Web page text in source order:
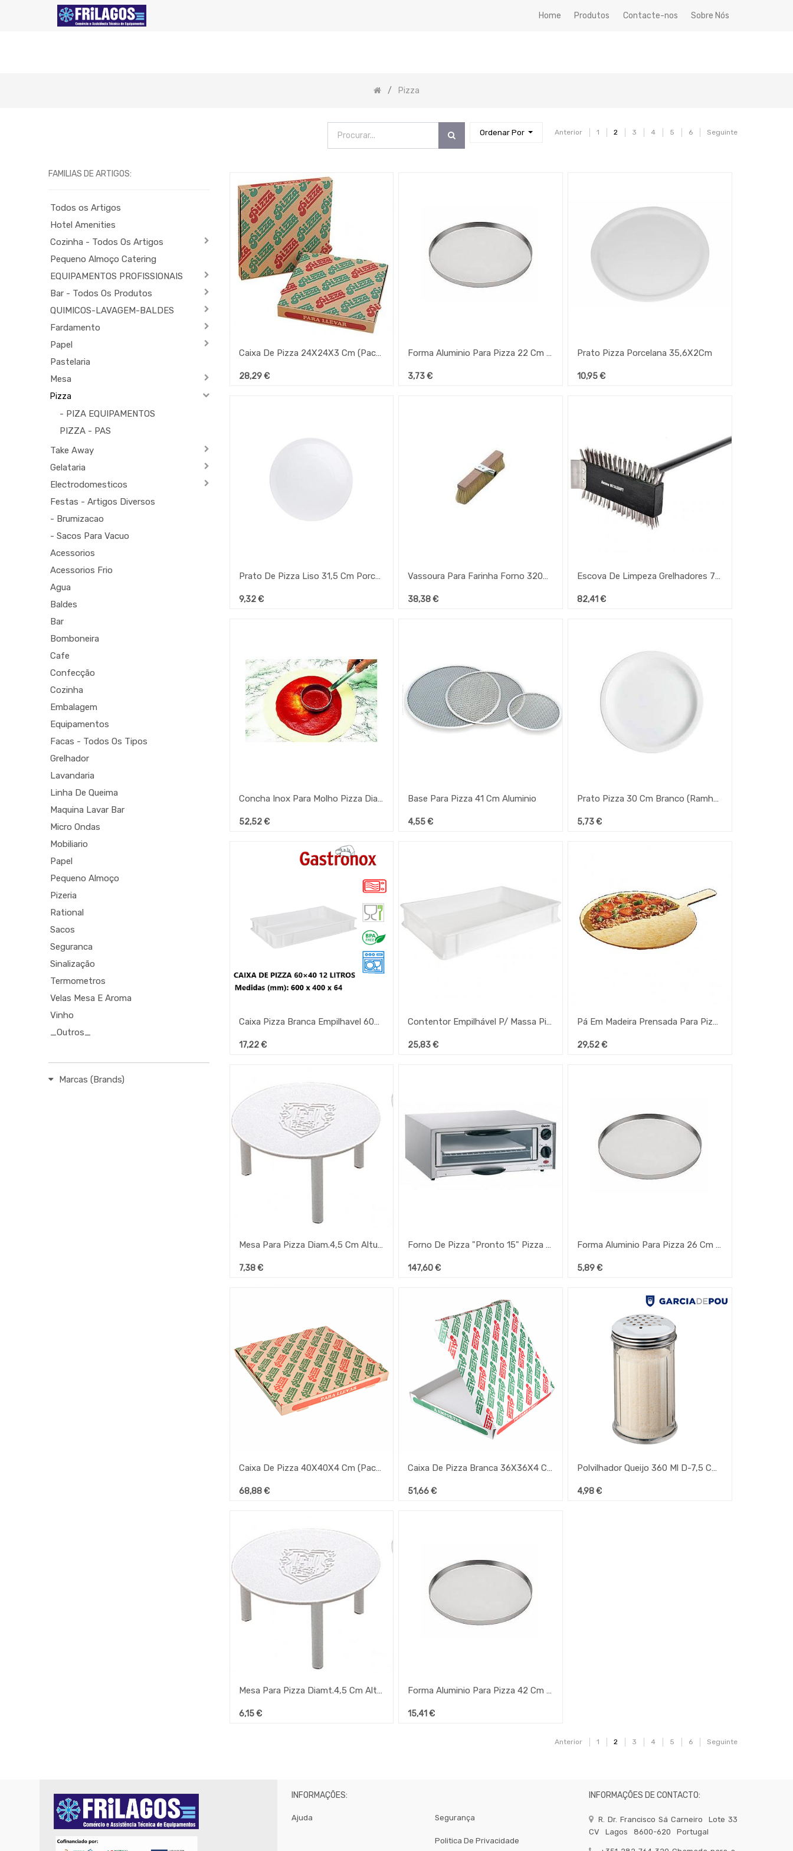
Home Produtos Contacte-nos Sobre Nós
Pizza
Anterior 1 2 3 4 5 6 Seguinte
Ordenar Por
FAMILIAS DE ARTIGOS:
Todos os Artigos
Hotel Amenities
Cozinha - Todos Os Artigos
Pequeno Almoço Catering
EQUIPAMENTOS PROFISSIONAIS
Bar - Todos Os Produtos
QUIMICOS-LAVAGEM-BALDES
Fardamento
Papel
Pastelaria
Mesa
Pizza
- PIZA EQUIPAMENTOS
PIZZA - PAS
Take Away
Gelataria
Electrodomesticos
Festas - Artigos Diversos
- Brumizacao
- Sacos Para Vacuo
Acessorios
Acessorios Frio
Agua
Baldes
Bar
Bomboneira
Cafe
Confecção
Cozinha
Embalagem
Equipamentos
Facas - Todos Os Tipos
Grelhador
Lavandaria
Linha De Queima
Maquina Lavar Bar
Micro Ondas
Mobiliario
Papel
Pequeno Almoço
Pizeria
Rational
Sacos
Seguranca
Sinalização
Termometros
Velas Mesa E Aroma
Vinho
_Outros_
Marcas (Brands)
Caixa De Pizza 24X24X3 Cm (Pack De 100 )
28,29€
Forma Aluminio Para Pizza 22 Cm (Js)
3,73€
Prato Pizza Porcelana 35,6X2Cm
10,95€
Prato De Pizza Liso 31,5 Cm Porcelana Branca (Lz)
9,32€
Vassoura Para Farinha Forno 320Mm Sem Cabo
38,38€
Escova De Limpeza Grelhadores 76X21X12.5 Cm Negro
82,41 €
Concha Inox Para Molho Pizza Diamt.10Cm 23Cl L-36Cm
52,52€
Base Para Pizza 41 Cm Aluminio
4,55€
Prato Pizza 30 Cm Branco (Ramhotel)
5,73€
Caixa Pizza Branca Empilhavel 60X40X64 Mm Denox
17,22€
Contentor Empilhável P/ Massa Pizza 61,5X41,5X10 Cm
25,83€
Pá Em Madeira Prensada Para Pizza 35,7 Cm Gp
29,52€
Mesa Para Pizza Diam.4,5 Cm Altura 3,7 Cm 250 Unidades Gp
7,38€
Forno De Pizza "Pronto 15" Pizza De 28 Cm 230V
147,60€
Forma Aluminio Para Pizza 26 Cm (Js)
5,89€
Caixa De Pizza 40X40X4 Cm (Pack De 100 ) Cast. Porespack
68,88€
Caixa De Pizza Branca 36X36X4 Cm 100 Unidades Gp
51,66€
Polvilhador Queijo 360 Ml D-7,5 Cm H-14 Cm Policarbonato
4,98€
Mesa Para Pizza Diamt.4,5 Cm Altura 3 Cm 250 Unidades Gp
6,15€
Forma Aluminio Para Pizza 42 Cm (Js)
15,41 €
Anterior 1 2 3 4 5 6 Seguinte
INFORMAÇÕES:
Ajuda Segurança
Politica De Privacidade
INFORMAÇÕES DE CONTACTO:
R. Dr. Francisco Sá Carneiro
Lote 33
CV
Lagos 8600-620 Portugal